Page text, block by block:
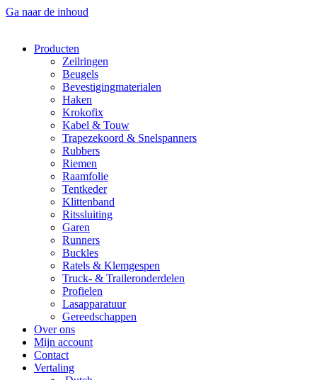
Ga naar de inhoud
Producten
Zeilringen
Beugels
Bevestigingmaterialen
Haken
Krokofix
Kabel & Touw
Trapezekoord & Snelspanners
Rubbers
Riemen
Raamfolie
Tentkeder
Klittenband
Ritssluiting
Garen
Runners
Buckles
Ratels & Klemgespen
Truck- & Traileronderdelen
Profielen
Lasapparatuur
Gereedschappen
Over ons
Mijn account
Contact
Vertaling